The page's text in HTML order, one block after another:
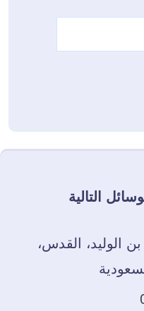
التالية
بن الوليد، القدس،